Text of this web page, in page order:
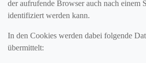
der aufrufende Browser auch nach einem
identifiziert werden kann.
In den Cookies werden dabei folgende
übermittelt: